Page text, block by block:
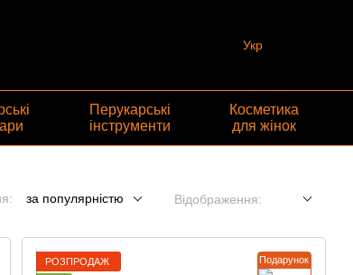
Укр
Перукарські
інструменти
Косметика
для жінок
за популярністю Відображення:
Подарунок
РОЗПРОДАЖ